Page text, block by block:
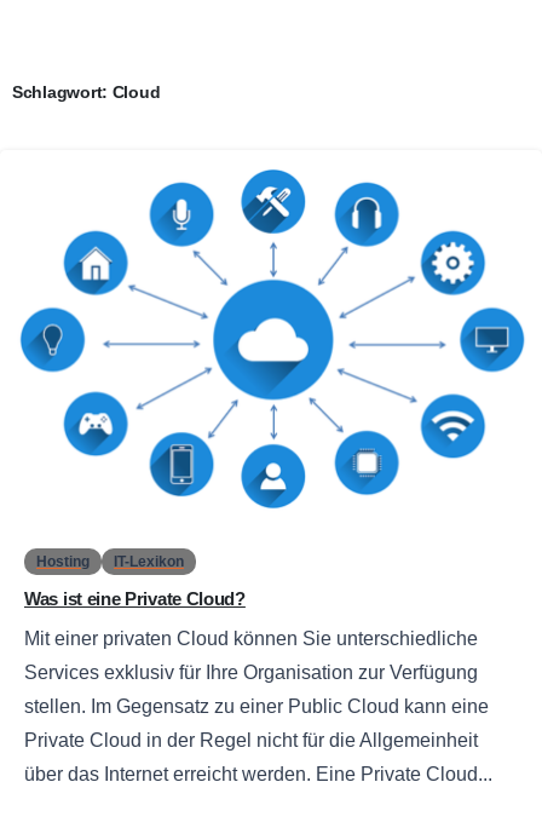
Schlagwort: Cloud
Hosting IT-Lexikon
Was ist eine Private Cloud?
Mit einer privaten Cloud können Sie unterschiedliche
Services exklusiv für Ihre Organisation zur Verfügung
stellen. Im Gegensatz zu einer Public Cloud kann eine
Private Cloud in der Regel nicht für die Allgemeinheit
über das Internet erreicht werden. Eine Private Cloud...